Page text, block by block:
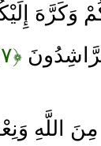
وَكَرَّهَ
﴿۷﴾
اللَّهِ